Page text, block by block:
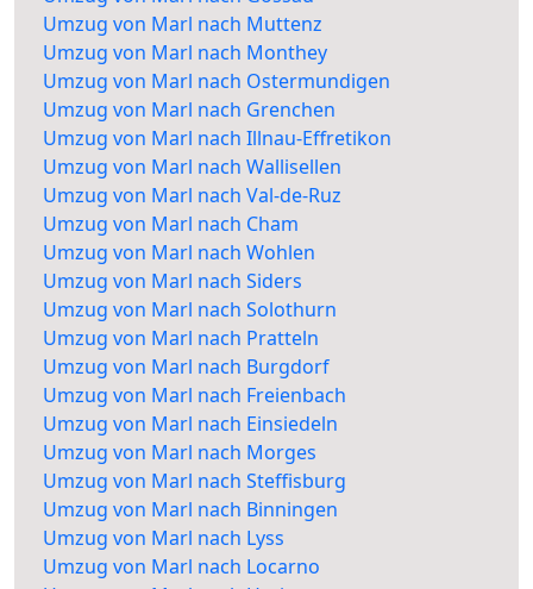
Umzug von Marl nach Muttenz
Umzug von Marl nach Monthey
Umzug von Marl nach Ostermundigen
Umzug von Marl nach Grenchen
Umzug von Marl nach Illnau-Effretikon
Umzug von Marl nach Wallisellen
Umzug von Marl nach Val-de-Ruz
Umzug von Marl nach Cham
Umzug von Marl nach Wohlen
Umzug von Marl nach Siders
Umzug von Marl nach Solothurn
Umzug von Marl nach Pratteln
Umzug von Marl nach Burgdorf
Umzug von Marl nach Freienbach
Umzug von Marl nach Einsiedeln
Umzug von Marl nach Morges
Umzug von Marl nach Steffisburg
Umzug von Marl nach Binningen
Umzug von Marl nach Lyss
Umzug von Marl nach Locarno